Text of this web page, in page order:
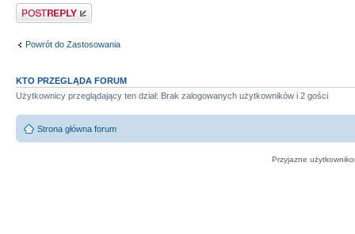
Odpowiedz
Powrót do Zastosowania
KTO PRZEGLĄDA FORUM
Użytkownicy przeglądający ten dział: Brak zalogowanych użytkowników i 2 gości
Strona główna forum
Przyjazne